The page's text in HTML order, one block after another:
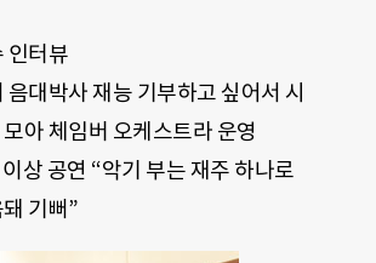
인터뷰
음대박사 재능 기부하고 싶어서 시
아 체임버 오케스트라 운영
상 공연 “악기 부는 재주 하나로
기뻐”